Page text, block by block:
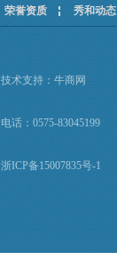
荣誉资质 秀和动态
技术支持： 牛商网
电话：0575-83045199
浙ICP备15007835号-1